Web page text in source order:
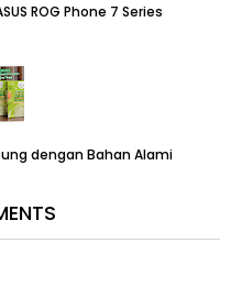
ROG Phone 7 Series
dengan Bahan Alami